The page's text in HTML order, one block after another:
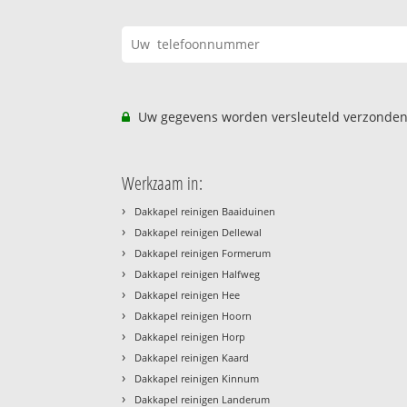
Uw gegevens worden versleuteld
Werkzaam in:
› Dakkapel reinigen Baaiduinen
› Dakkapel reinigen Dellewal
› Dakkapel reinigen Formerum
› Dakkapel reinigen Halfweg
› Dakkapel reinigen Hee
› Dakkapel reinigen Hoorn
› Dakkapel reinigen Horp
› Dakkapel reinigen Kaard
› Dakkapel reinigen Kinnum
› Dakkapel reinigen Landerum